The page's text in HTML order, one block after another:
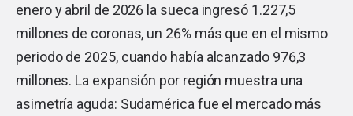
enero y abril de 2026 la sueca ingresó 1.227,5
millones de coronas, un 26% más que en el mismo
periodo de 2025, cuando había alcanzado 976,3
millones. La expansión por región muestra una
asimetría aguda: Sudamérica fue el mercado más